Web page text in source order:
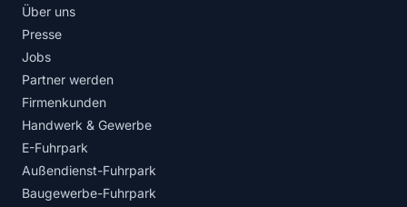
Über uns
Presse
Jobs
Partner werden
Firmenkunden
Handwerk & Gewerbe
E-Fuhrpark
Außendienst-Fuhrpark
Baugewerbe-Fuhrpark